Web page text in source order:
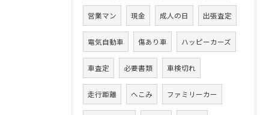
営業マン 現金 成人の日 出張査定
電気自動車 傷あり車 ハッピーカーズ
車査定 必要書類 車検切れ
走行距離 へこみ ファミリーカー